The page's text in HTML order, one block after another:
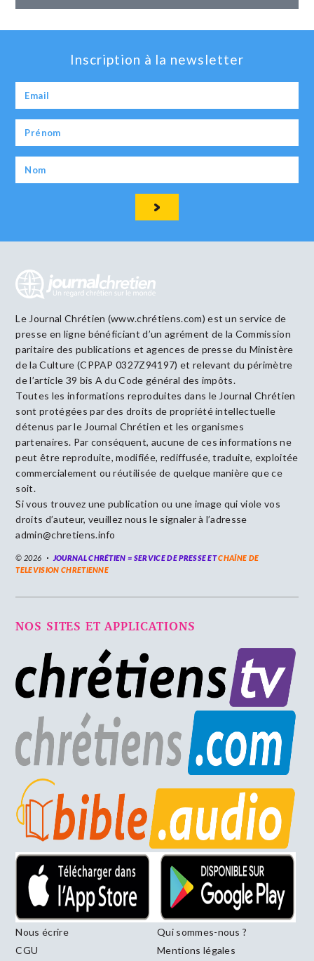
Inscription à la newsletter
Le Journal Chrétien (www.chrétiens.com) est un service de
presse en ligne bénéficiant d’un agrément de la Commission
paritaire des publications et agences de presse du Ministère
de la Culture (CPPAP 0327Z94197) et relevant du périmètre
de l’article 39 bis A du Code général des impôts.
Toutes les informations reproduites dans le Journal Chrétien
sont protégées par des droits de propriété intellectuelle
détenus par le Journal Chrétien et les organismes
partenaires. Par conséquent, aucune de ces informations ne
peut être reproduite, modifiée, rediffusée, traduite, exploitée
commercialement ou réutilisée de quelque manière que ce
soit.
Si vous trouvez une publication ou une image qui viole vos
droits d’auteur, veuillez nous le signaler à l’adresse
admin@chretiens.info
© 2026 JOURNAL CHRÉTIEN = SERVICE DE PRESSE ETCHAÎNE DE
TELEVISION CHRETIENNE
NOS SITES ET APPLICATIONS
Nous écrire
Qui sommes-nous ?
CGU
Mentions légales